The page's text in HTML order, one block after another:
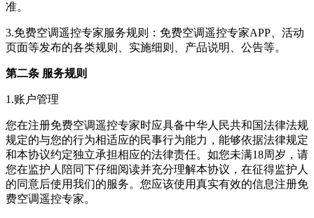
准。
3.免费空调遥控专家服务规则：免费空调遥控专家APP、活动
页面等发布的各类规则、实施细则、产品说明、公告等。
第二条 服务规则
1.账户管理
您在注册免费空调遥控专家时应具备中华人民共和国法律法规
规定的与您的行为相适应的民事行为能力，能够依据法律规定
和本协议约定独立承担相应的法律责任。如您未满18周岁，请
您在监护人陪同下仔细阅读并充分理解本协议，在征得监护人
的同意后使用我们的服务。您应该使用真实有效的信息注册免
费空调遥控专家。